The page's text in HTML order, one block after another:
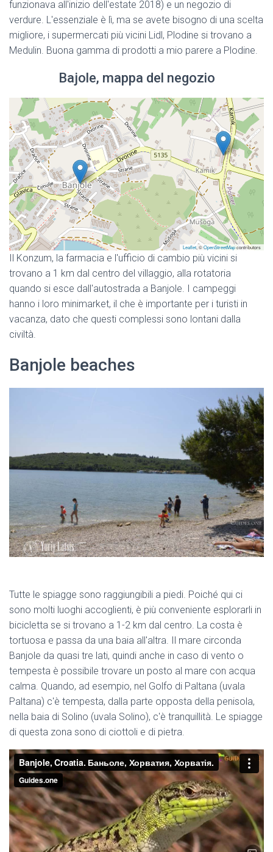
funzionava all'inizio dell'estate 2018) e un negozio di
verdure. L'essenziale è lì, ma se avete bisogno di una scelta
migliore, i supermercati più vicini Lidl, Plodine si trovano a
Medulin. Buona gamma di prodotti a mio parere a Plodine.
Bajole, mappa del negozio
Leaflet , ©OpenStreetMapcontributors
Il Konzum, la farmacia e l'ufficio di cambio più vicini si
trovano a 1 km dal centro del villaggio, alla rotatoria
quando si esce dall'autostrada a Banjole. I campeggi
hanno i loro minimarket, il che è importante per i turisti in
vacanza, dato che questi complessi sono lontani dalla
civiltà.
Banjole beaches
Tutte le spiagge sono raggiungibili a piedi. Poiché qui ci
sono molti luoghi accoglienti, è più conveniente esplorarli in
bicicletta se si trovano a 1-2 km dal centro. La costa è
tortuosa e passa da una baia all'altra. Il mare circonda
Banjole da quasi tre lati, quindi anche in caso di vento o
tempesta è possibile trovare un posto al mare con acqua
calma. Quando, ad esempio, nel Golfo di Paltana (uvala
Paltana) c'è tempesta, dalla parte opposta della penisola,
nella baia di Solino (uvala Solino), c'è tranquillità. Le spiagge
di questa zona sono di ciottoli e di pietra.